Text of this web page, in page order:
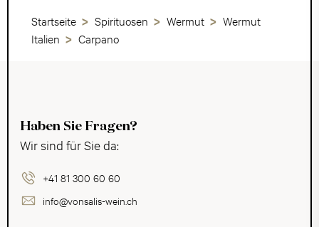
Startseite Spirituosen Wermut
Wermut
Italien
Carpano
Haben Sie Fragen?
Wir sind für Sie da:
+41 81 300 60 60
info@vonsalis-wein.ch